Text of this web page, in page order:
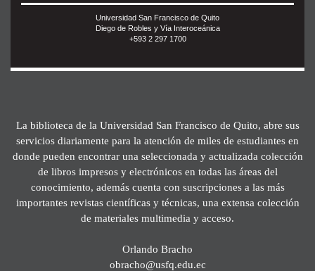
Universidad San Francisco de Quito
Diego de Robles y Vía Interoceánica
+593 2 297 1700
La biblioteca de la Universidad San Francisco de Quito, abre sus
servicios diariamente para la atención de miles de estudiantes en
donde pueden encontrar una seleccionada y actualizada colección
de libros impresos y electrónicos en todas las áreas del
conocimiento, además cuenta con suscripciones a las más
importantes revistas científicas y técnicas, una extensa colección
de materiales multimedia y acceso.
Orlando Bracho
obracho@usfq.edu.ec